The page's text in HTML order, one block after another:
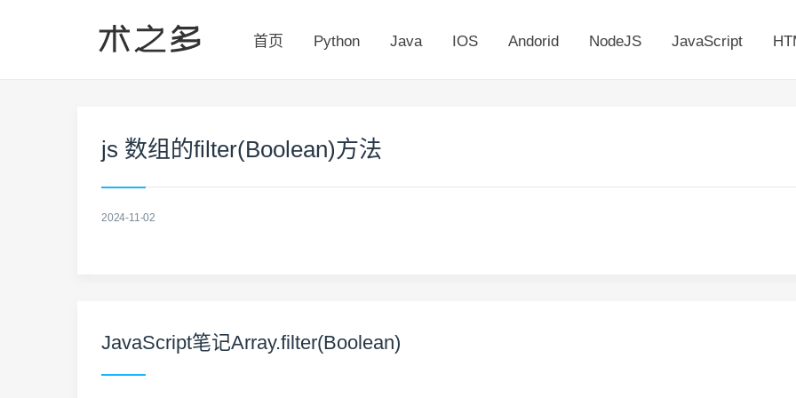
首页 Python Java IOS Andorid NodeJS JavaScript
js 数组的filter(Boolean)方法
2024-11-02
JavaScript笔记Array.filter(Boolean)